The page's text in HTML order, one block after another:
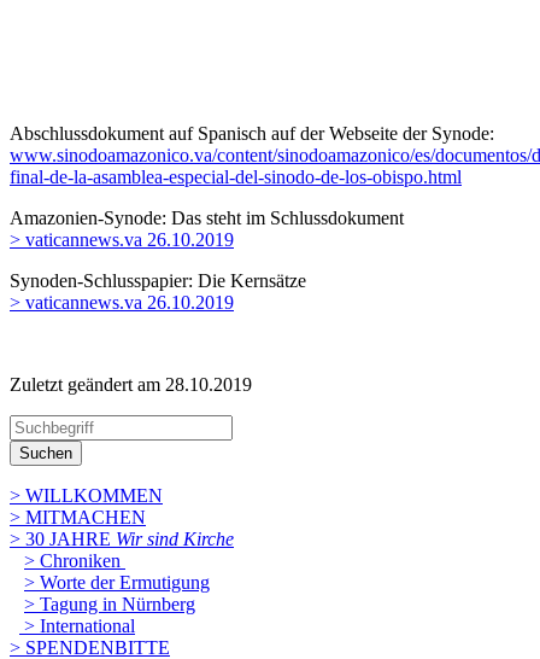
Abschlussdokument auf Spanisch auf der Webseite der Synode:
www.sinodoamazonico.va/content/sinodoamazonico/es/documentos/
final-de-la-asamblea-especial-del-sinodo-de-los-obispo.html
Amazonien-Synode: Das steht im Schlussdokument
> vaticannews.va 26.10.2019
Synoden-Schlusspapier: Die Kernsätze
> vaticannews.va 26.10.2019
Zuletzt geändert am 28­.10.2019
Suchen
> WILLKOMMEN
> MITMACHEN
> 30 JAHRE Wir sind Kirche
> Chroniken
> Worte der Ermutigung
> Tagung in Nürnberg
> International
> SPENDENBITTE